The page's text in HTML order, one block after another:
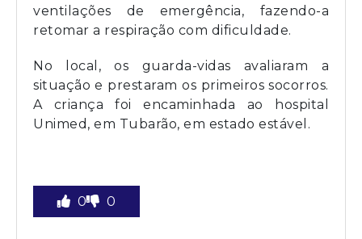
ventilações de emergência, fazendo-a
retomar a respiração com dificuldade.
No local, os guarda-vidas avaliaram a
situação e prestaram os primeiros socorros.
A criança foi encaminhada ao hospital
Unimed, em Tubarão, em estado estável.
0 0